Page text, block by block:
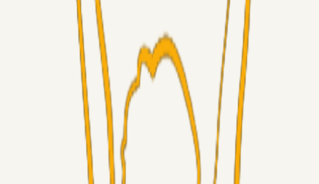
Alt det andet
3Point_Udviklere07. aug. 2026
3Point hjemmeside opdateringer - August
06. aug. 2026
Horsens - Brøndby billet
05. aug. 2026
Superliga-truppen